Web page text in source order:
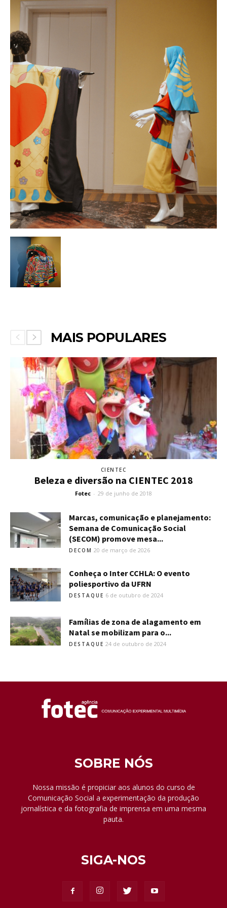
MAIS POPULARES
CIENTEC
Beleza e diversão na CIENTEC 2018
Fotec - 29 de junho de 2018
Marcas, comunicação e planejamento:
Semana de Comunicação Social
(SECOM) promove mesa...
DECOM 20 de março de 2026
Conheça o Inter CCHLA: O evento
poliesportivo da UFRN
DESTAQUE 6 de outubro de 2024
Famílias de zona de alagamento em
Natal se mobilizam para o...
DESTAQUE 24 de outubro de 2024
SOBRE NÓS
Nossa missão é propiciar aos alunos do curso de
Comunicação Social a experimentação da produção
jornalística e da fotografia de imprensa em uma mesma
pauta.
SIGA-NOS